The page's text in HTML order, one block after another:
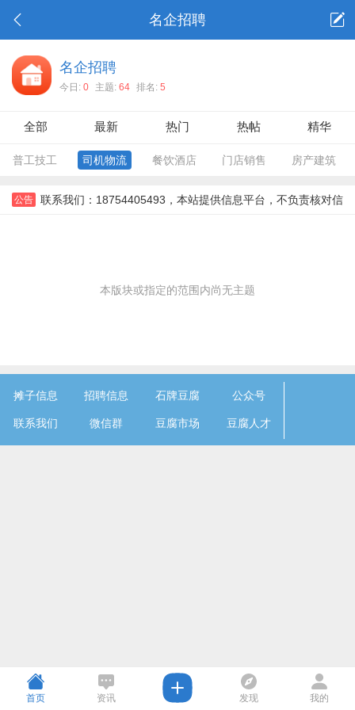
名企招聘
名企招聘
今日: 0 主题: 64 排名: 5
全部 最新 热门 热帖 精华
普工技工 司机物流 餐饮酒店 门店销售 房产建筑
公告 联系我们：18754405493，本站提供信息平台，不负责核对信
本版块或指定的范围内尚无主题
摊子信息 招聘信息 石牌豆腐 公众号
联系我们 微信群 豆腐市场 豆腐人才
首页 资讯 发现 我的